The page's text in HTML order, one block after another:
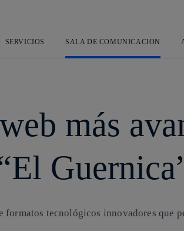
SERVICIOS SALA DE COMUNICACIÓN
más
tecnológicos innovadores que